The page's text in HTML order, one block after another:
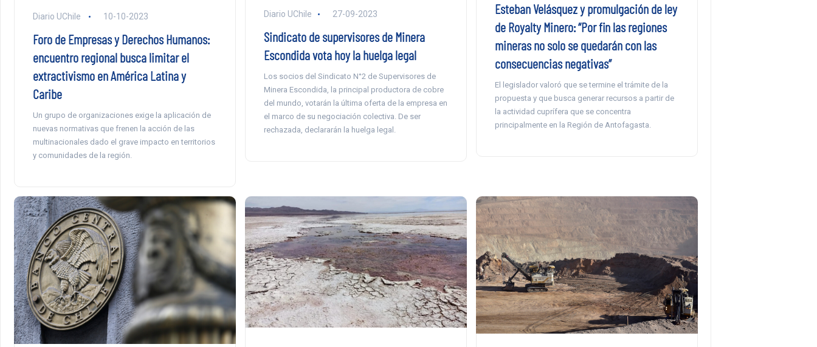
Diario UChile 10-10-2023
Foro de Empresas y Derechos Humanos:
encuentro regional busca limitar el
extractivismo en América Latina y
Caribe
Un grupo de organizaciones exige la aplicación de
nuevas normativas que frenen la acción de las
multinacionales dado el grave impacto en territorios
y comunidades de la región.
Diario UChile 27-09-2023
Sindicato de supervisores de Minera
Escondida vota hoy la huelga legal
Los socios del Sindicato N°2 de Supervisores de
Minera Escondida, la principal productora de cobre
del mundo, votarán la última oferta de la empresa en
el marco de su negociación colectiva. De ser
rechazada, declararán la huelga legal.
Esteban Velásquez y promulgación de ley
de Royalty Minero: “Por fin las regiones
mineras no solo se quedarán con las
consecuencias negativas”
El legislador valoró que se termine el trámite de la
propuesta y que busca generar recursos a partir de
la actividad cuprífera que se concentra
principalmente en la Región de Antofagasta.